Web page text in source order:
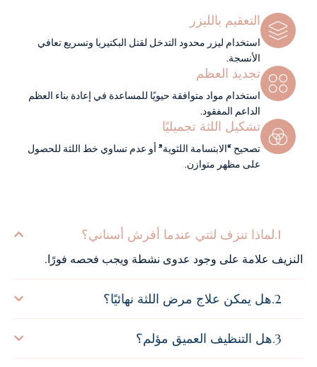
التعقيم بالليزر
استخدام ليزر محدود التدخل لقتل البكتيريا وتسريع تعافي
الأنسجة.
تجديد العظم
استخدام مواد متوافقة حيويًا للمساعدة في إعادة بناء العظم
الداعم المفقود.
تشكيل اللثة تجميليًا
تصحيح “الابتسامة اللثوية” أو عدم تساوي خط اللثة للحصول
على مظهر متوازن.
لماذا تنزف لثتي عندما أفرش أسناني؟
النزيف علامة على وجود عدوى نشطة ويجب فحصه فورًا.
هل يمكن علاج مرض اللثة نهائيًا؟
هل التنظيف العميق مؤلم؟